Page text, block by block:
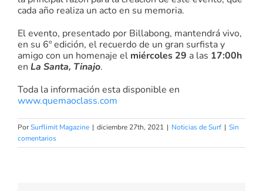
cada año realiza un acto en su memoria.
El evento, presentado por Billabong, mantendrá vivo,
en su 6º edición, el recuerdo de un gran surfista y
amigo con un homenaje el miércoles 29 a las 17:00h
en La Santa, Tinajo.
Toda la información esta disponible en
www.quemaoclass.com
PorSurflimit Magazine | diciembre 27th, 2021 | Noticias de Surf | Sin
comentarios